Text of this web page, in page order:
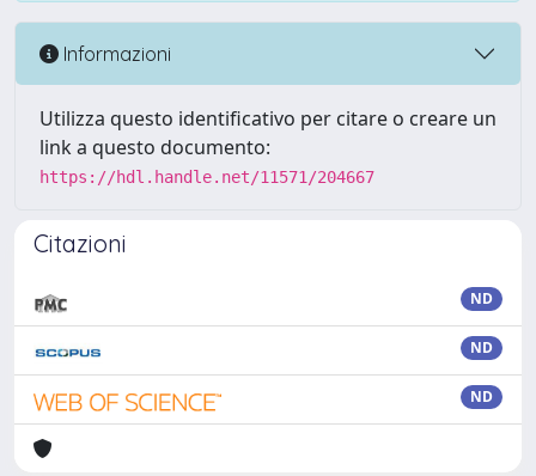
Informazioni
Utilizza questo identificativo per citare o creare un
link a questo documento:
https://hdl.handle.net/11571/204667
Citazioni
ND
ND
ND